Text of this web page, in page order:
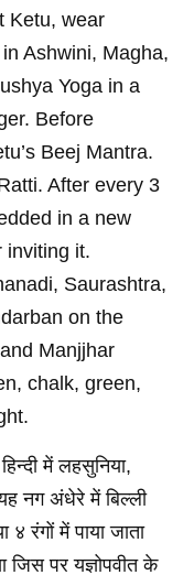
Ketu, wear
Ashwini, Magha,
Yoga in a
Before
Beej Mantra.
After every 3
in a new
inviting it.
Saurashtra,
on the
Manjjhar
chalk, green,
में लहसुनिया,
नग अंधेरे में बिल्ली
रंगों में पाया जाता
पर यज्ञोपवीत के